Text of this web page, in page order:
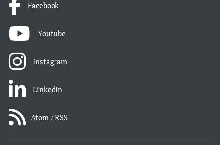
Facebook
Youtube
Instagram
LinkedIn
Atom / RSS